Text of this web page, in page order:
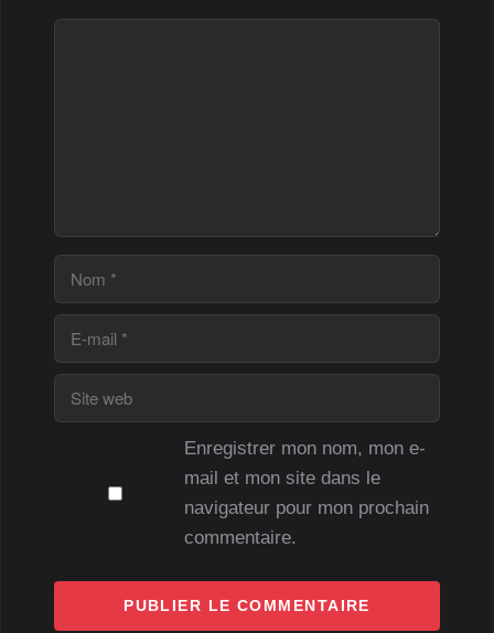
Nom
mail
Site
web
Enregistrer mon nom, mon e-
mail et mon site dans le
navigateur pour mon prochain
commentaire.